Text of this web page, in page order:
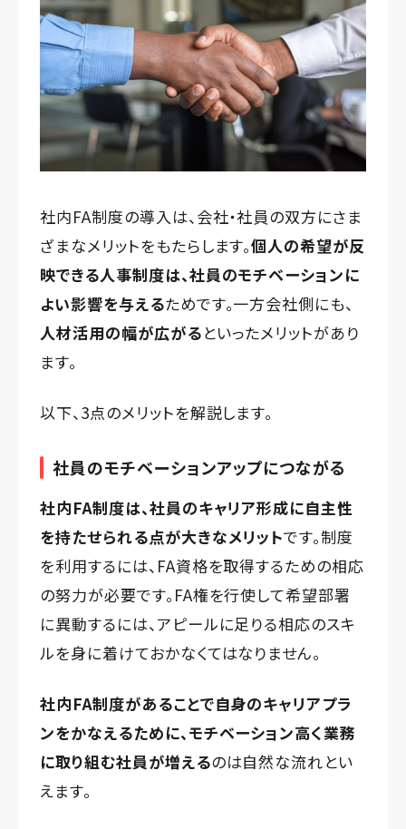
社内FA制度の導入は、会社・社員の双方にさま
ざまなメリットをもたらします。個人の希望が反
映できる人事制度は、社員のモチベーションに
よい影響を与えるためです。一方会社側にも、
人材活用の幅が広がるといったメリットがあり
ます。
以下、3点のメリットを解説します。
社員のモチベーションアップにつながる
社内FA制度は、社員のキャリア形成に自主性
を持たせられる点が大きなメリットです。制度
を利用するには、FA資格を取得するための相応
の努力が必要です。FA権を行使して希望部署
に異動するには、アピールに足りる相応のスキ
ルを身に着けておかなくてはなりません。
社内FA制度があることで自身のキャリアプラ
ンをかなえるために、モチベーション高く業務
に取り組む社員が増えるのは自然な流れとい
えます。